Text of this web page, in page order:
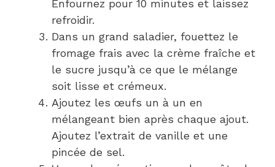
Enfournez pour 10 minutes et laissez
refroidir.
Dans un grand saladier, fouettez le
fromage frais avec la crème fraîche et
le sucre jusqu’à ce que le mélange
soit lisse et crémeux.
Ajoutez les œufs un à un en
mélangeant bien après chaque ajout.
Ajoutez l’extrait de vanille et une
pincée de sel.